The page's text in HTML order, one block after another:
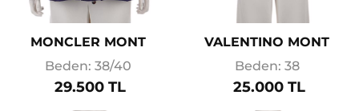
MONCLER MONT
Beden: 38/40
29.500 TL
VALENTINO MONT
Beden: 38
25.000 TL